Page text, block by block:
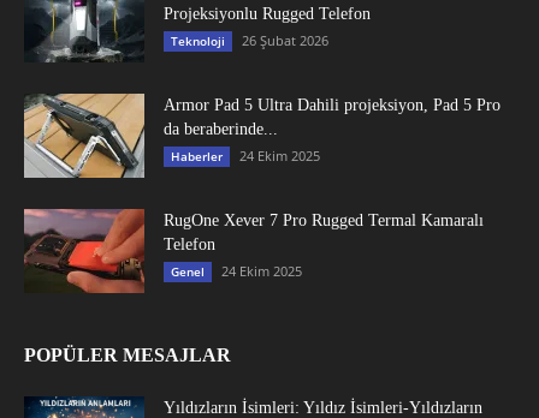
Projeksiyonlu Rugged Telefon
Teknoloji 26 Şubat 2026
Armor Pad 5 Ultra Dahili projeksiyon, Pad 5 Pro
da beraberinde...
Haberler 24 Ekim 2025
RugOne Xever 7 Pro Rugged Termal Kamaralı
Telefon
Genel 24 Ekim 2025
POPÜLER MESAJLAR
Yıldızların İsimleri: Yıldız İsimleri-Yıldızların